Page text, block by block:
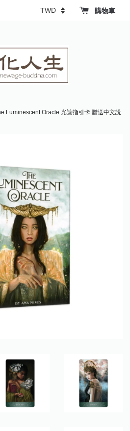
購物車
Luminescent Oracle 光諭指引卡 贈送中文說